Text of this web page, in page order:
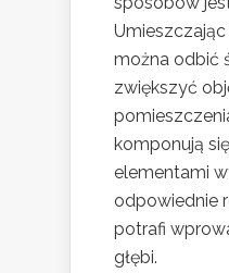
Umieszczając
można odbić
zwiększyć
komponują
elementami
odpowiednie
potrafi
głębi.